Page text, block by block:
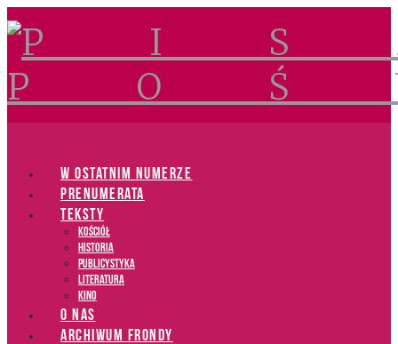
W OSTATNIM NUMERZE
PRENUMERATA
TEKSTY
Kościół
Historia
Publicystyka
Literatura
Kino
O NAS
ARCHIWUM FRONDY